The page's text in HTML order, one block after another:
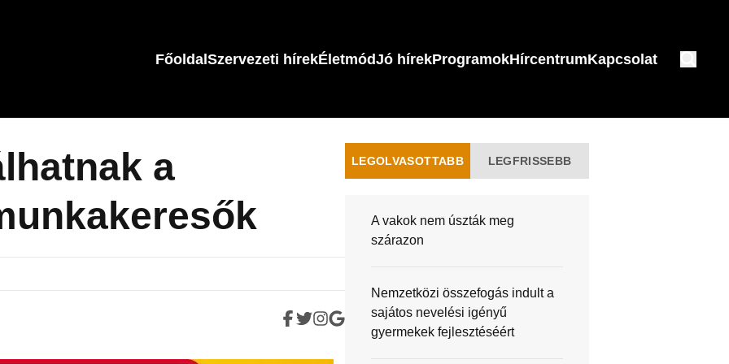
FőoldalSzervezeti hírekÉletmódJó hírekProgramokHírcentrumKapcsolat
a
LEGOLVASOTTABB LEGFRISSEBB
A vakok nem úszták meg
szárazon
Nemzetközi összefogás indult a
sajátos nevelési igényű
gyermekek fejlesztéséért